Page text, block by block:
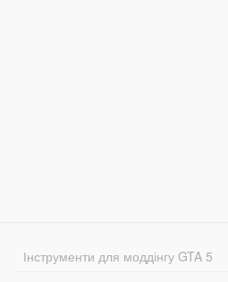
Інструменти для моддінгу GTA 5